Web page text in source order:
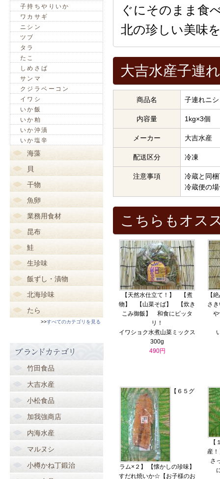
ぐにそのまま食
北の珍しい美味
大吉水産子連
商品名 子連れニ
内容量 1kg×3個
メーカー 大吉水産
配送区分 冷凍
注意事項
冷蔵と同
冷蔵便の
こちらもオス
【天然水仕立て！】 【煮
物】 【山菜そば】 【炊き
こみ御飯】 和食にピッタ
リ！
イワショク水煮山菜ミックス
300g
490円
【
さ
【６５グ
ラム×２】 【懐かしの珍味】
すだれ焼いか☆【お子様のお
産
さ
子持ちやりいか
ワカサギ
ニシン
ツブ
タラ
たこ
しめさば
サンマ
クジラベーコン
イワシ
いか飯
いか粕
いか沖漬
いか塩辛
海藻
貝
干物
魚卵
業務用食材
昆布
鮭
生珍味
飯ずし・漬物
北海珍味
たら
>>すべてのカテゴリを見る
竹田食品
大吉水産
小松食品
加我強商店
内海水産
マルヌシ
小樽かね丁鍛治